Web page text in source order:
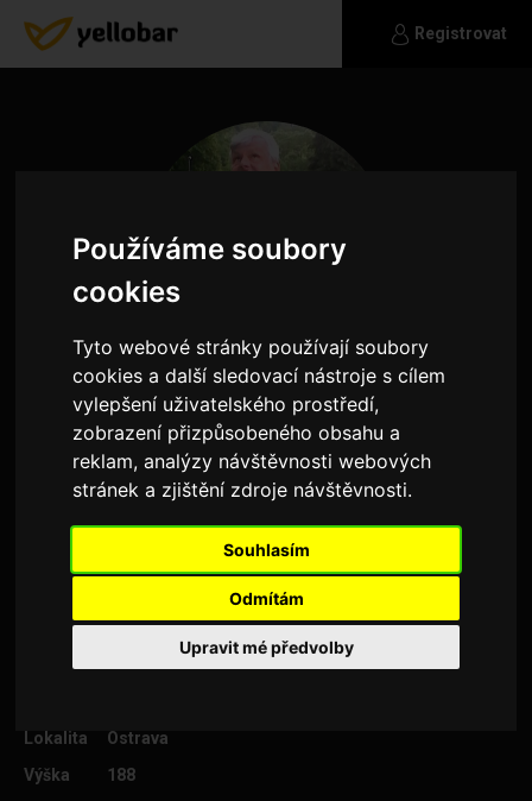
Používáme soubory
cookies
Tyto webové stránky používají soubory
cookies a další sledovací nástroje s cílem
vylepšení uživatelského prostředí,
zobrazení přizpůsobeného obsahu a
reklam, analýzy návštěvnosti webových
stránek a zjištění zdroje návštěvnosti.
Souhlasím
Odmítám
Upravit mé předvolby
Registrovat
bartolomeo
Hledám ženu chápajici a věrnou.Jsem už dlouho
sám a samota tíží.Rád cestuju a zajímam se o
sport.Jinak vcelku se všeobecným
přehledem.Mám 188 cm a kolem sta kilo.
Lokalita
Ostrava
Výška
188